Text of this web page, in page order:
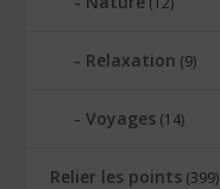
Relaxation (9)
Voyages (14)
Relier les points (399)